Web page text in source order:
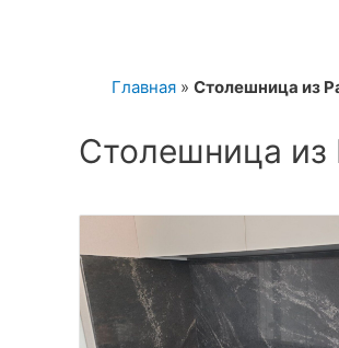
Главная » Столешница из
Столешница из